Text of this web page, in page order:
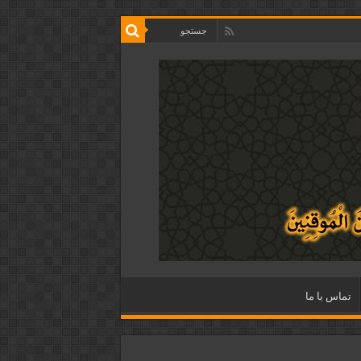
تماس با ما